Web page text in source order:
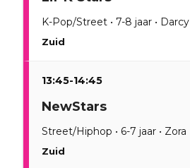
K-Pop/Street • 7-8 jaar • Darcy
Zuid
13:45-14:45
NewStars
Street/Hiphop • 6-7 jaar • Zora
Zuid